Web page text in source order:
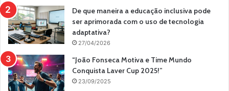
De que maneira a educação inclusiva pode
ser aprimorada com o uso de tecnologia
adaptativa?
27/04/2026
“João Fonseca Motiva e Time Mundo
Conquista Laver Cup 2025!”
23/09/2025